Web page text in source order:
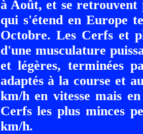
à Août, et se retrouvent
qui s'étend en Europe
Octobre. Les Cerfs et
d'une musculature
et légères, terminées
adaptés à la course et
km/h en vitesse mais
Cerfs les plus minces
km/h.